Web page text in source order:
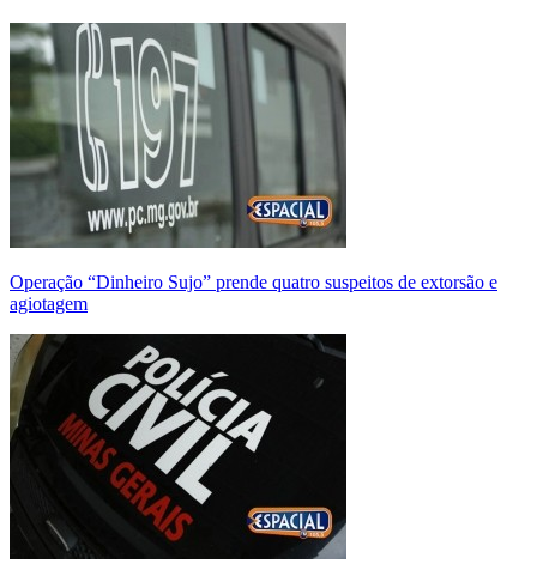
Operação “Dinheiro Sujo” prende quatro suspeitos de extorsão e
agiotagem